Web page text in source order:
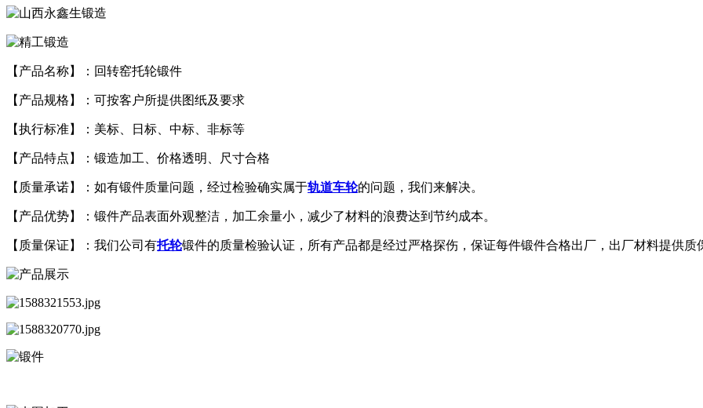
【产品名称】：回转窑托轮锻件
【产品规格】：可按客户所提供图纸及要求
【执行标准】：美标、日标、中标、非标等
【产品特点】：锻造加工、价格透明、尺寸合格
【质量承诺】：如有锻件质量问题，经过检验确实属于轨道车轮的问题，我们来解决。
【产品优势】：锻件产品表面外观整洁，加工余量小，减少了材料的浪费达到节约成本。
【质量保证】：我们公司有托轮锻件的质量检验认证，所有产品都是经过严格探伤，保证每件锻件合格出厂，出厂材料提供质